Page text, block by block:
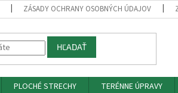
ZÁSADY OCHRANY OSOBNÝCH ÚDAJOV
HĽADAŤ
PLOCHÉ STRECHY TERÉNNE ÚPRAVY